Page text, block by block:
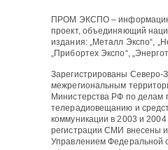
Зарегистрированы
межрегиональным
Министерства РФ по делам
телерадиовещанию и
коммуникации в 2003 и 2004
регистрации СМИ внесены
Управлением Федеральной
ПРОМ ЭКСПО –
проект, объединяющий
издания: „Металл Экспо“,
„Прибортех Экспо“,